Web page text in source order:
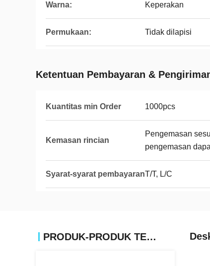
Warna: Keperakan
Permukaan: Tidak dilapisi
Ketentuan Pembayaran &
Kuantitas min Order 1000pcs
Kemasan rincian
Pengemasan
pengemasan
Syarat-syarat pembayaranT/T, L/C
PRODUK-PRODUK TERKAIT